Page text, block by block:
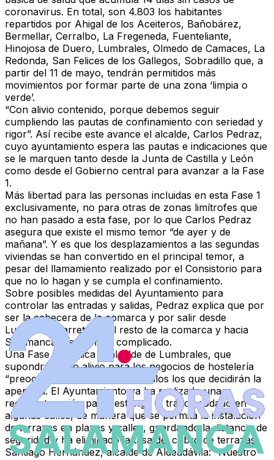
coronavirus. En total, son 4.803 los habitantes
repartidos por Ahigal de los Aceiteros, Bañobárez,
Bermellar, Cerralbo, La Fregeneda, Fuenteliante,
Hinojosa de Duero, Lumbrales, Olmedo de Camaces, La
Redonda, San Felices de los Gallegos, Sobradillo que, a
partir del 11 de mayo, tendrán permitidos más
movimientos por formar parte de una zona ‘limpia o
verde’.
“Con alivio contenido, porque debemos seguir
cumpliendo las pautas de confinamiento con seriedad y
rigor”. Así recibe este avance el alcalde, Carlos Pedraz,
cuyo ayuntamiento espera las pautas e indicaciones que
se le marquen tanto desde la Junta de Castilla y León
como desde el Gobierno central para avanzar a la Fase
1.
Más libertad para las personas incluidas en esta Fase 1
exclusivamente, no para otras de zonas limítrofes que
no han pasado a esta fase, por lo que Carlos Pedraz
asegura que existe el mismo temor “de ayer y de
mañana”. Y es que los desplazamientos a las segundas
viviendas se han convertido en el principal temor, a
pesar del llamamiento realizado por el Consistorio para
que no lo hagan y se cumpla el confinamiento.
Sobre posibles medidas del Ayuntamiento para
controlar las entradas y salidas, Pedraz explica que por
ser la cabecera de la comarca y por salir desde
Lumbrales carreteras al resto de la comarca y hacia
Salamanca resulta más complicado.
Una Fase 1, explica el alcalde de Lumbrales, que
supondrá cierto alivio para los negocios de hostelería
“preocupados”, aunque serán ellos los que decidirán la
apertura. El Ayuntamiento ya ha realizado una
reestructuración para restringir el tráfico rodado en
algunas calles, de manera que se permita la instalación
de terrazas en plazas y calles, guardando la distancia de
seguridad y ha eliminado la tasa del cobro de terrazas.
Santiago Hernández, alcalde de Aldeadávila: “Nuestro